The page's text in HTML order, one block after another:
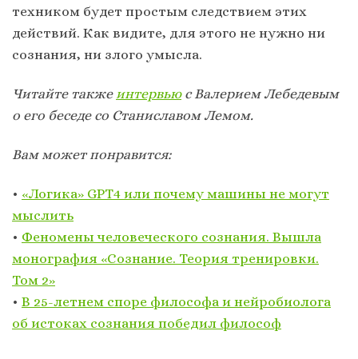
техником будет простым следствием этих
действий. Как видите, для этого не нужно ни
сознания, ни злого умысла.
Читайте такжеинтервьюс Валерием Лебедевым
о его беседе со Станиславом Лемом.
Вам может понравится:
• «Логика» GPT4 или почему машины не могут
мыслить
• Феномены человеческого сознания. Вышла
монография «Сознание. Теория тренировки.
Том 2»
• В 25-летнем споре философа и нейробиолога
об истоках сознания победил философ